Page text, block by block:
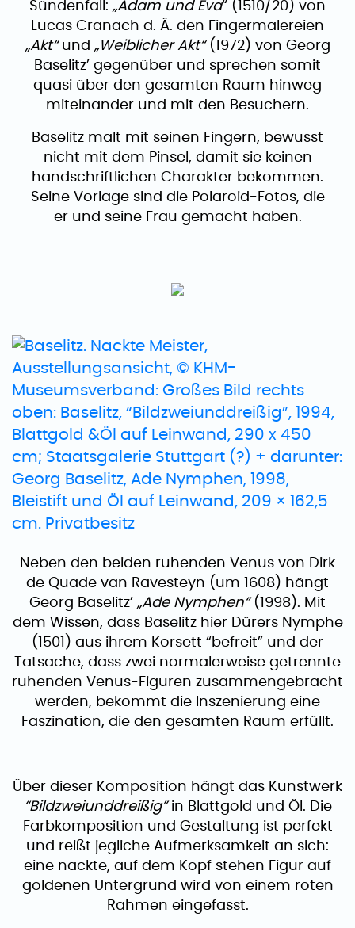
Sündenfall: „Adam und Eva“ (1510/20) von
Lucas Cranach d. Ä. den Fingermalereien
„Akt“ und „Weiblicher Akt“(1972) von Georg
Baselitz’ gegenüber und sprechen somit
quasi über den gesamten Raum hinweg
miteinander und mit den Besuchern.
Baselitz malt mit seinen Fingern, bewusst
nicht mit dem Pinsel, damit sie keinen
handschriftlichen Charakter bekommen.
Seine Vorlage sind die Polaroid-Fotos, die
er und seine Frau gemacht haben.
Neben den beiden ruhenden Venus von Dirk
de Quade van Ravesteyn (um 1608) hängt
Georg Baselitz’ „Ade Nymphen“(1998). Mit
dem Wissen, dass Baselitz hier Dürers Nymphe
(1501) aus ihrem Korsett “befreit” und der
Tatsache, dass zwei normalerweise getrennte
ruhenden Venus-Figuren zusammengebracht
werden, bekommt die Inszenierung eine
Faszination, die den gesamten Raum erfüllt.
Über dieser Komposition hängt das Kunstwerk
“Bildzweiunddreißig”in Blattgold und Öl. Die
Farbkomposition und Gestaltung ist perfekt
und reißt jegliche Aufmerksamkeit an sich:
eine nackte, auf dem Kopf stehen Figur auf
goldenen Untergrund wird von einem roten
Rahmen eingefasst.